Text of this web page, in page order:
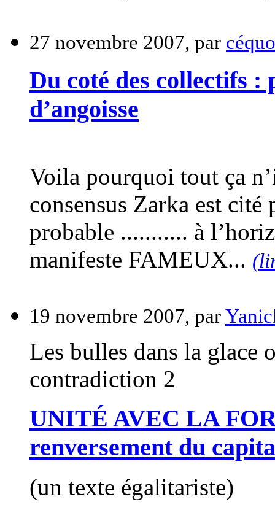
27 novembre 2007, par
Du coté des collectifs
d’angoisse
Voila pourquoi tout ça
consensus Zarka est cité
probable ........... à
manifeste FAMEUX...
19 novembre 2007, par
Les bulles dans la glace
contradiction 2
UNITÉ AVEC LA
renversement du
(un texte égalitariste)